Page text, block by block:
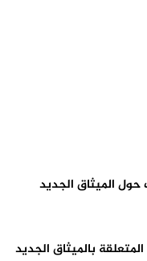
حول الميثاق الجديد
بالميثاق الجديد